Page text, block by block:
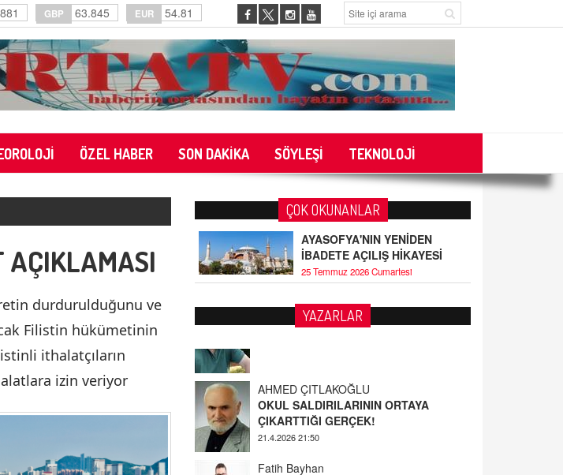
GBP 63.845 EUR 54.81
ÖZEL HABER SON DAKİKA SÖYLEŞİ TEKNOLOJİ
AÇIKLAMASI
durdurulduğunu ve
Filistin hükümetinin
ithalatçıların
izin veriyor
ÇOK OKUNANLAR
AYASOFYA'NIN YENİDEN
İBADETE AÇILIŞ HİKAYESİ
25 Temmuz 2026 Cumartesi
YAZARLAR
ÇIKARTTIĞI GERÇEK!
21.4.2026 21:50
Fatih Bayhan
19.4.2026 09:14